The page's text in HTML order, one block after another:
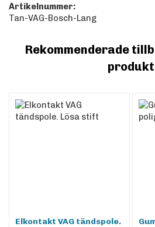
Artikelnummer:
Tan-VAG-Bosch-Lang
Rekommenderade
produkt
Elkontakt VAG tändspole.